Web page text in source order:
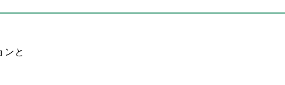
ンと